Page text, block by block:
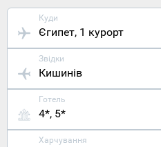
Куди
Єгипет, 1 курорт
Звідки
Кишинів
Готель
4*, 5*
Харчування